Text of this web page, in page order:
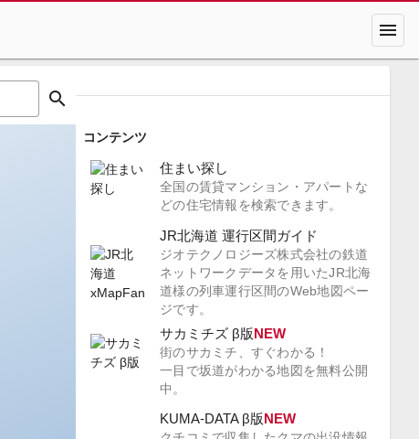
menu
search
コンテンツ
住まい探し
全国の賃貸マンション・アパートな
どの住宅情報を検索できます。
JR北海道 運行区間ガイド
ジオテクノロジーズ株式会社の鉄道
ネットワークデータを用いたJR北海
道様の列車運行区間のWeb地図ペー
ジです。
サカミチズ β版NEW
街のサカミチ、すぐわかる！
一目で坂道がわかる地図を無料公開
中。
KUMA-DATA β版NEW